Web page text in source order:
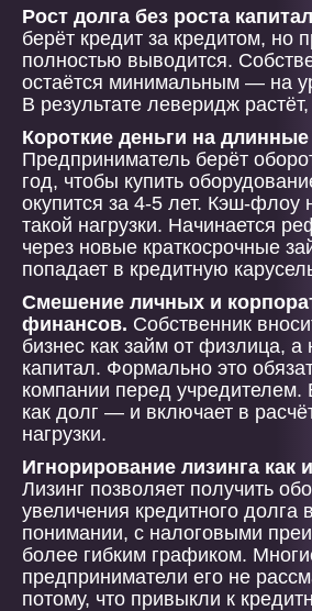
Рост долга без роста
берёт кредит за кредитом, но
полностью выводится.
остаётся минимальным — на
В результате леверидж
Короткие деньги на
Предприниматель берёт
год, чтобы купить
окупится за 4-5 лет. Кэш-флоу
такой нагрузки. Начинается
через новые краткосрочные
попадает в кредитную
Смешение личных и
финансов. Собственник
бизнес как займ от физлица, а
капитал. Формально это
компании перед учредителем.
как долг — и включает в
нагрузки.
Игнорирование лизинга как
Лизинг позволяет получить
увеличения кредитного долга
понимании, с налоговыми
более гибким графиком.
предприниматели его не
потому, что привыкли к